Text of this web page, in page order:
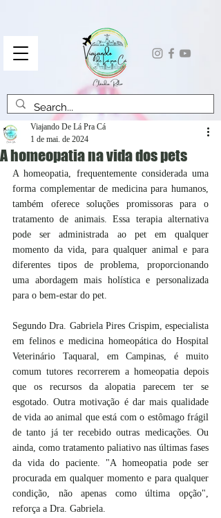
A homeopatia na vida dos pets
Viajando De Lá Pra Cá
1 de mai. de 2024
A homeopatia, frequentemente considerada uma
forma complementar de medicina para humanos,
também oferece soluções promissoras para o
tratamento de animais. Essa terapia alternativa
pode ser administrada ao pet em qualquer
momento da vida, para qualquer animal e para
diferentes tipos de problema, proporcionando
uma abordagem mais holística e personalizada
para o bem-estar do pet.
Segundo Dra. Gabriela Pires Crispim, especialista
em felinos e medicina homeopática do Hospital
Veterinário Taquaral, em Campinas, é muito
comum tutores recorrerem a homeopatia depois
que os recursos da alopatia parecem ter se
esgotado. Outra motivação é dar mais qualidade
de vida ao animal que está com o estômago frágil
de tanto já ter recebido outras medicações. Ou
ainda, como tratamento paliativo nas últimas fases
da vida do paciente. "A homeopatia pode ser
procurada em qualquer momento e para qualquer
condição, não apenas como última opção",
reforça a Dra. Gabriela.